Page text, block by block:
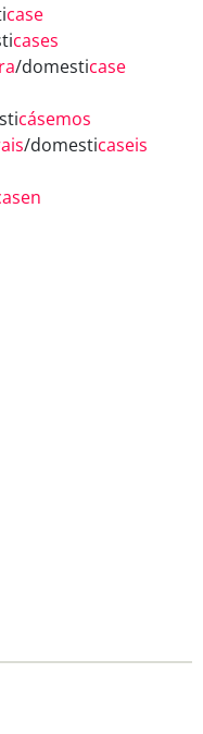
case
cases
/domesticase
cásemos
/domesticaseis